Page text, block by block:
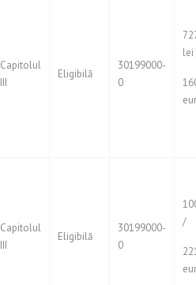
Capitolul
III
Eligibilă
30199000-
0
Capitolul
III
Eligibilă
30199000-
0
/